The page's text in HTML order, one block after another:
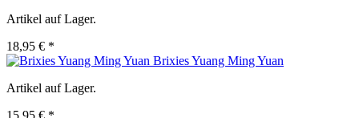
Artikel auf Lager.
18,95 € *
Brixies Yuang Ming Yuan
Artikel auf Lager.